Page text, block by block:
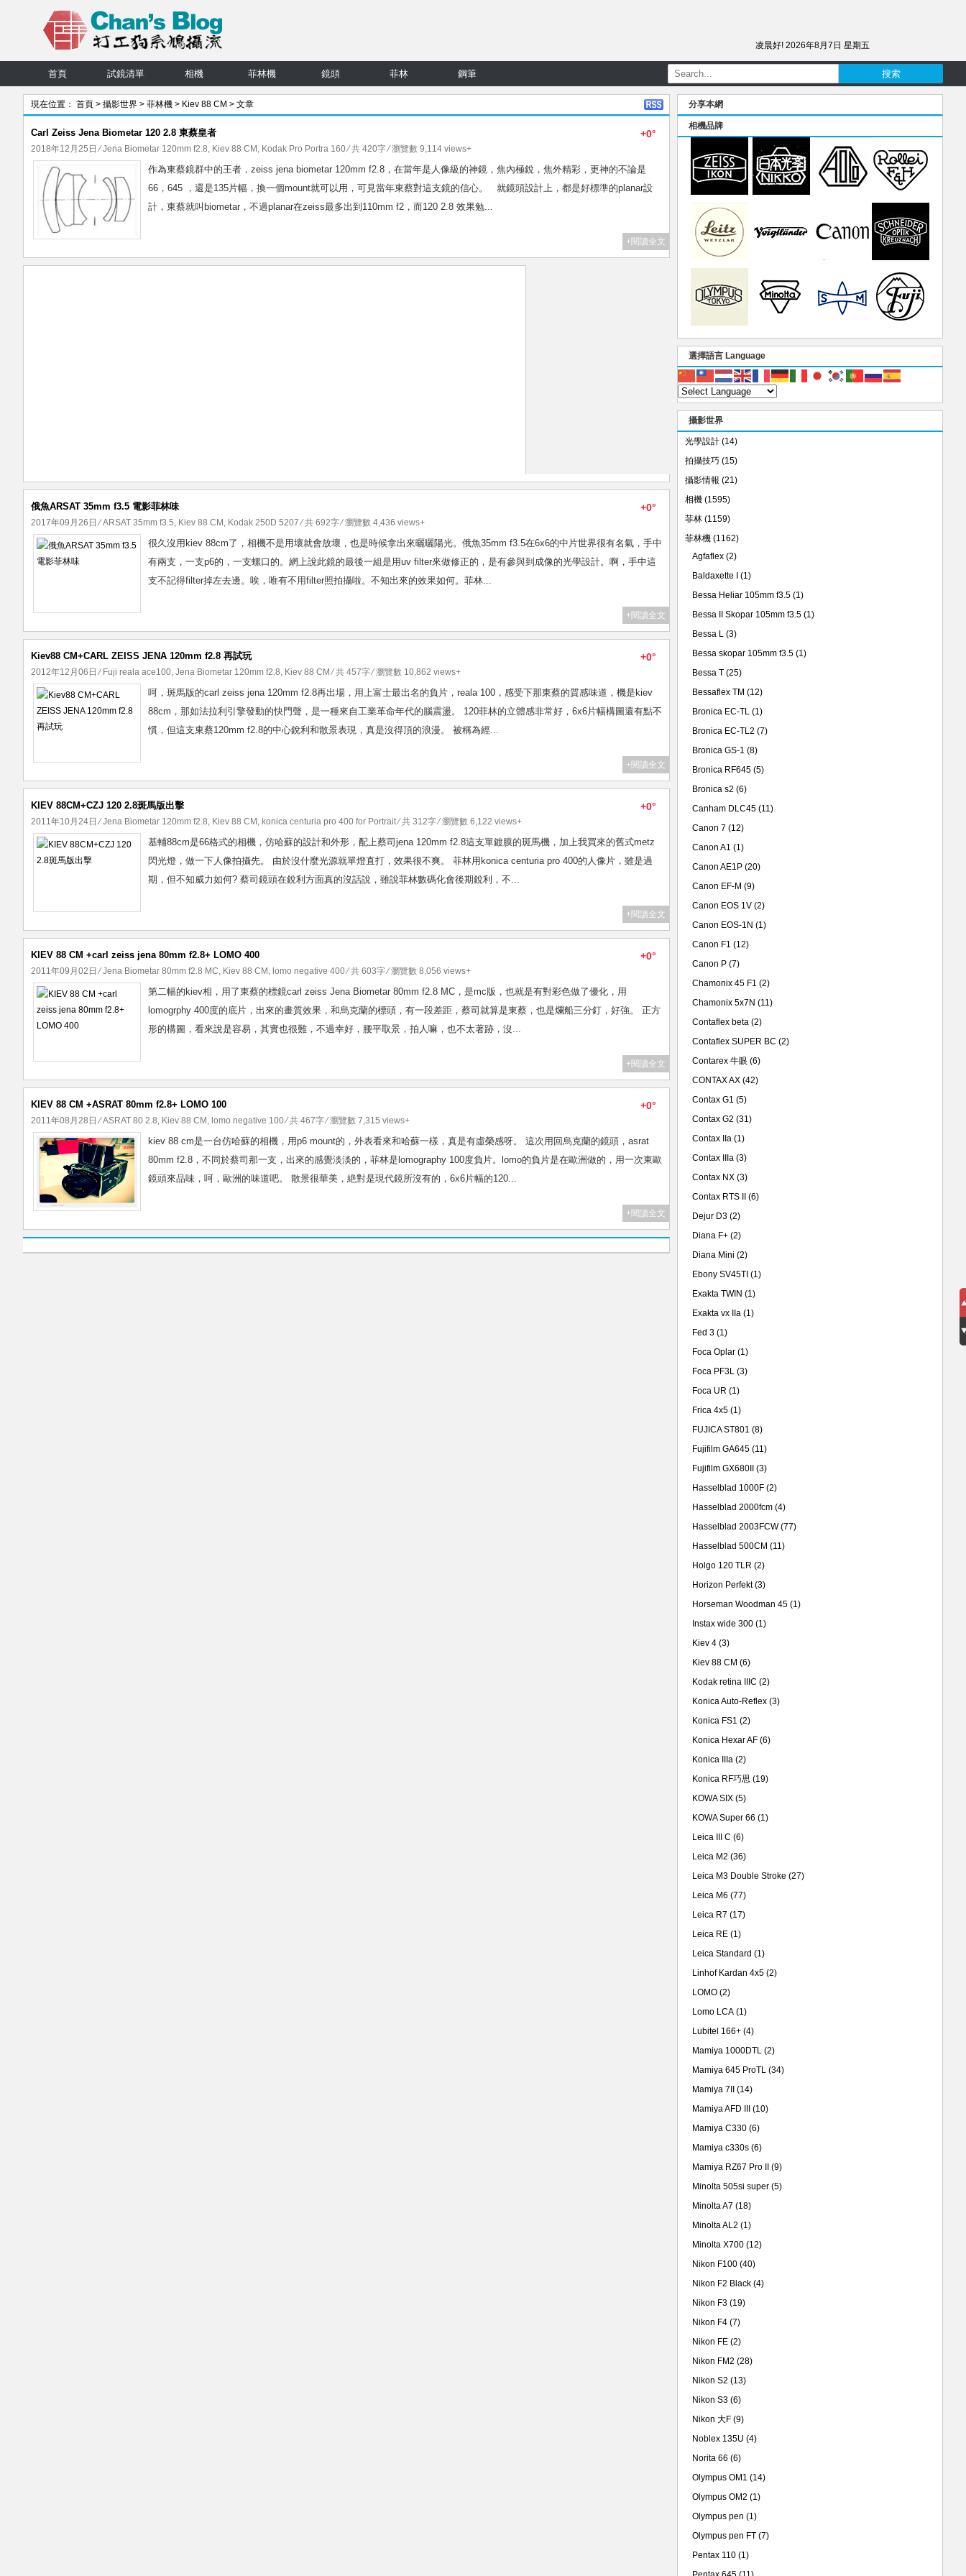
凌晨好! 2026年8月7日 星期五
首頁 試鏡清單 相機 菲林機 鏡頭 菲林 鋼筆
現在位置： 首頁 > 攝影世界 > 菲林機 > Kiev 88 CM > 文章
+0°
Carl Zeiss Jena Biometar 120 2.8 東蔡皇者
2018年12月25日 ⁄Jena Biometar 120mm f2.8, Kiev 88 CM , Kodak Pro Portra 160⁄ 共 420字 ⁄ 瀏覽數 9,114 views+
作為東蔡鏡群中的王者，zeiss jena biometar 120mm f2.8，在當年是人像級的神鏡，焦內極銳，焦外精彩，更神的不論是
66，645 ，還是135片幅，換一個mount就可以用，可見當年東蔡對這支鏡的信心。 就鏡頭設計上，都是好標準的planar設
計，東蔡就叫biometar，不過planar在zeiss最多出到110mm f2，而120 2.8 效果勉...
+閱讀全文
+0°
俄魚ARSAT 35mm f3.5 電影菲林味
2017年09月26日 ⁄ARSAT 35mm f3.5, Kiev 88 CM , Kodak 250D 5207⁄ 共 692字 ⁄ 瀏覽數 4,436 views+
很久沒用kiev 88cm了，相機不是用壞就會放壞，也是時候拿出來曬曬陽光。俄魚35mm f3.5在6x6的中片世界很有名氣，手中
有兩支，一支p6的，一支螺口的。網上說此鏡的最後一組是用uv filter來做修正的，是有參與到成像的光學設計。啊，手中這
支不記得filter掉左去邊。唉，唯有不用filter照拍攝啦。不知出來的效果如何。菲林...
+閱讀全文
+0°
Kiev88 CM+CARL ZEISS JENA 120mm f2.8 再試玩
2012年12月06日 ⁄ Fuji reala ace100, Jena Biometar 120mm f2.8, Kiev 88 CM ⁄ 共 457字 ⁄ 瀏覽數 10,862 views+
呵，斑馬版的carl zeiss jena 120mm f2.8再出場，用上富士最出名的負片，reala 100，感受下那東蔡的質感味道，機是kiev
88cm，那如法拉利引擎發動的快門聲，是一種來自工業革命年代的腦震盪。 120菲林的立體感非常好，6x6片幅構圖還有點不
慣，但這支東蔡120mm f2.8的中心銳利和散景表現，真是沒得頂的浪漫。 被稱為經...
+閱讀全文
+0°
KIEV 88CM+CZJ 120 2.8斑馬版出擊
2011年10月24日 ⁄Jena Biometar 120mm f2.8, Kiev 88 CM , konica centuria pro 400 for Portrait⁄ 共 312字 ⁄ 瀏覽數 6,122 views+
基輔88cm是66格式的相機，仿哈蘇的設計和外形，配上蔡司jena 120mm f2.8這支單鍍膜的斑馬機，加上我買來的舊式metz
閃光燈，做一下人像拍攝先。 由於沒什麼光源就單燈直打，效果很不爽。 菲林用konica centuria pro 400的人像片，雖是過
期，但不知威力如何? 蔡司鏡頭在銳利方面真的沒話說，雖說菲林數碼化會後期銳利，不...
+閱讀全文
+0°
KIEV 88 CM +carl zeiss jena 80mm f2.8+ LOMO 400
2011年09月02日 ⁄Jena Biometar 80mm f2.8 MC, Kiev 88 CM , lomo negative 400⁄ 共 603字 ⁄ 瀏覽數 8,056 views+
第二幅的kiev相，用了東蔡的標鏡carl zeiss Jena Biometar 80mm f2.8 MC，是mc版，也就是有對彩色做了優化，用
lomogrphy 400度的底片，出來的畫質效果，和烏克蘭的標頭，有一段差距，蔡司就算是東蔡，也是爛船三分釘，好強。 正方
形的構圖，看來說是容易，其實也很難，不過幸好，腰平取景，拍人嘛，也不太著跡，沒...
+閱讀全文
+0°
KIEV 88 CM +ASRAT 80mm f2.8+ LOMO 100
2011年08月28日 ⁄ASRAT 80 2.8, Kiev 88 CM , lomo negative 100⁄ 共 467字 ⁄ 瀏覽數 7,315 views+
kiev 88 cm是一台仿哈蘇的相機，用p6 mount的，外表看來和哈蘇一樣，真是有虛榮感呀。 這次用回烏克蘭的鏡頭，asrat
80mm f2.8，不同於蔡司那一支，出來的感覺淡淡的，菲林是lomography 100度負片。lomo的負片是在歐洲做的，用一次東歐
鏡頭來品味，呵，歐洲的味道吧。 散景很華美，絶對是現代鏡所沒有的，6x6片幅的120...
+閱讀全文
分享本網
相機品牌
選擇語言 Language
攝影世界
光學設計 (14)
拍攝技巧 (15)
攝影情報 (21)
相機 (1595)
菲林 (1159)
菲林機 (1162)
Agfaflex (2)
Baldaxette I
(1)
Bessa Heliar 105mm f3.5 (1)
Bessa II Skopar 105mm f3.5 (1)
Bessa L (3)
Bessa skopar 105mm f3.5 (1)
Bessa T (25)
Bessaflex TM (12)
Bronica EC-TL (1)
Bronica EC-TL2 (7)
Bronica GS-1 (8)
Bronica RF645 (5)
Bronica s2 (6)
Canham DLC45 (11)
Canon 7 (12)
Canon A1 (1)
Canon AE1P (20)
Canon EF-M (9)
Canon EOS 1V (2)
Canon EOS-1N (1)
Canon F1 (12)
Canon P (7)
Chamonix 45 F1 (2)
Chamonix 5x7N (11)
Contaflex beta (2)
Contaflex SUPER BC (2)
Contarex 牛眼 (6)
CONTAX AX (42)
Contax G1 (5)
Contax G2 (31)
Contax IIa (1)
Contax IIIa (3)
Contax NX (3)
Contax RTS II
(6)
Dejur D3 (2)
Diana F+ (2)
Diana Mini (2)
Ebony SV45TI (1)
Exakta TWIN (1)
Exakta vx IIa (1)
Fed 3 (1)
Foca Oplar (1)
Foca PF3L (3)
Foca UR (1)
Frica 4x5 (1)
FUJICA ST801 (8)
Fujifilm GA645 (11)
Fujifilm GX680II
(3)
Hasselblad 1000F (2)
Hasselblad 2000fcm (4)
Hasselblad 2003FCW(77)
Hasselblad 500CM (11)
Holgo 120 TLR (2)
Horizon Perfekt(3)
Horseman Woodman 45 (1)
Instax wide 300 (1)
Kiev 4 (3)
Kiev 88 CM (6)
Kodak retina IIIC (2)
Konica Auto-Reflex (3)
Konica FS1 (2)
Konica Hexar AF (6)
Konica IIIa (2)
Konica RF巧思 (19)
KOWA SIX (5)
KOWA Super 66 (1)
Leica III C (6)
Leica M2 (36)
Leica M3 Double Stroke (27)
Leica M6 (77)
Leica R7 (17)
Leica RE (1)
Leica Standard (1)
Linhof Kardan 4x5 (2)
LOMO (2)
Lomo LCA (1)
Lubitel 166+ (4)
Mamiya 1000DTL (2)
Mamiya 645 ProTL (34)
Mamiya 7II
(14)
Mamiya AFD III
(10)
Mamiya C330 (6)
Mamiya c330s (6)
Mamiya RZ67 Pro II
(9)
Minolta 505si super (5)
Minolta A7 (18)
Minolta AL2 (1)
Minolta X700 (12)
Nikon F100 (40)
Nikon F2 Black (4)
Nikon F3 (19)
Nikon F4 (7)
Nikon FE (2)
Nikon FM2 (28)
Nikon S2 (13)
Nikon S3 (6)
Nikon 大F (9)
Noblex 135U (4)
Norita 66 (6)
Olympus OM1 (14)
Olympus OM2 (1)
Olympus pen (1)
Olympus pen FT (7)
Pentax 110 (1)